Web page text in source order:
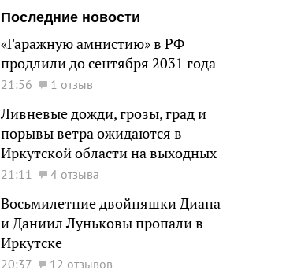
Последние новости
«Гаражную амнистию» в РФ
продлили до сентября 2031 года
21:56 1 отзыв
Ливневые дожди, грозы, град и
порывы ветра ожидаются в
Иркутской области на выходных
21:11 4 отзыва
Восьмилетние двойняшки Диана
и Даниил Луньковы пропали в
Иркутске
20:37 12 отзывов